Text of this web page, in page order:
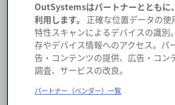
実装を高速化
基幹ERPシステムの変更
OutSystemsはパートナーとともに
利用します。
正確な位置データの使
特性スキャンによるデバイスの識別
存やデバイス情報へのアクセス。パ
告・コンテンツの提供、広告・コン
調査、サービスの改良。
パートナー（ベンダー）一覧